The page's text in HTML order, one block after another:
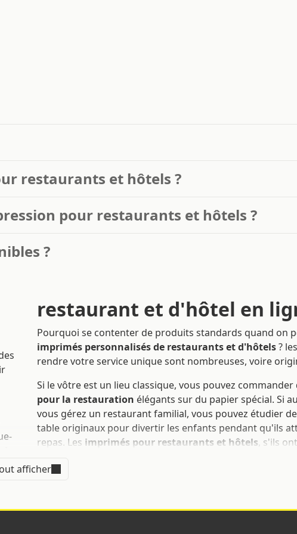
restaurants et hôtels ?
pour restaurants et hôtels ?
?
restaurant et d'hôtel en
Pourquoi se contenter de produits standards quand on
imprimés personnalisés de restaurants et d'hôtels?
rendre votre service unique sont nombreuses, voire
Si le vôtre est un lieu classique, vous pouvez commander
pour la restauration élégants sur du papier spécial. Si
vous gérez un restaurant familial, vous pouvez étudier
table originaux pour divertir les enfants pendant qu'ils
repas. Les imprimés pour restaurants et hôtels, s'ils
de votre entreprise et vous aident à promouvoir la
restaurantsde manière simple et rapide, il suffit de
afficher